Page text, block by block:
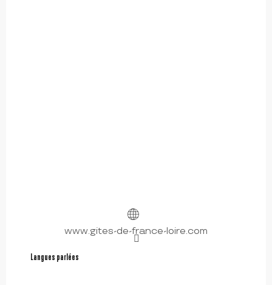
www.gites-de-france-loire.com
Langues parlées
Langues parlées